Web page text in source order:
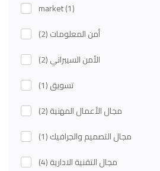
market(1)
أمن المعلومات(2)
الأمن السيبراني(2)
تسويق(1)
مجال الأعمال المهنية(2)
مجال التصميم والجرافيك(1)
مجال التقنية الادارية(4)